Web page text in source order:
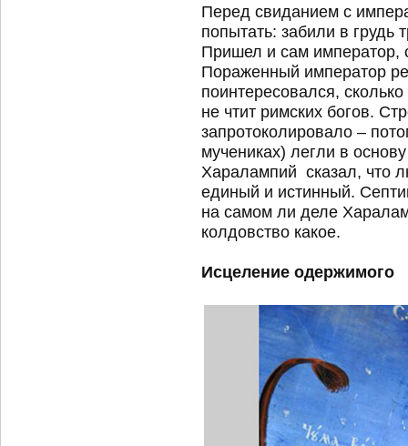
Перед свиданием с
попытать: забили в грудь
Пришел и сам император,
Пораженный император
поинтересовался,
не чтит римских богов.
запротоколировало –
мучениках) легли в
Харалампий сказал, что
единый и истинный.
на самом ли деле
колдовство какое.
Исцеление одержимого